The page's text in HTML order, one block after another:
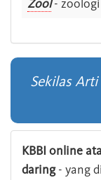
Zool- zoologi
Sekilas
KBBI online
daring- yang